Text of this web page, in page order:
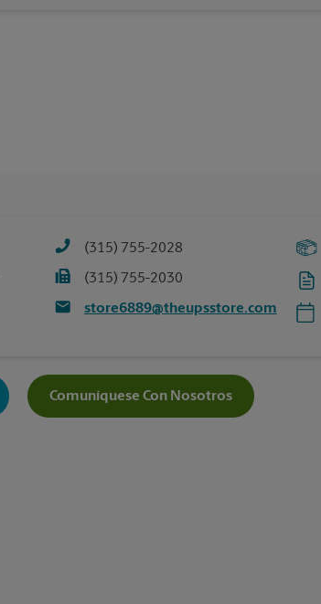
(315) 755-2028
(315) 755-2030
store6889@theupsstore.com
Comuníquese Con Nosotros